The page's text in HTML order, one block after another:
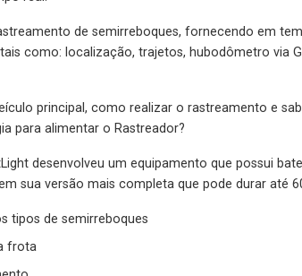
de semirreboques, fornecendo em
como: localização, trajetos, hubodômetro via
principal, como realizar o rastreamento e
para alimentar o Rastreador?
desenvolveu um equipamento que possui
sua versão mais completa que pode durar até
tipos de semirreboques
frota